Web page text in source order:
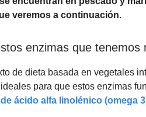
veremos a continuación.
enzimas que
de dieta basada en vegetales
para que estos enzimas
ácido alfa linolénico (omega